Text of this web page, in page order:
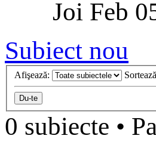
Joi Feb
Subiect nou
Afişează:
0 subiecte •